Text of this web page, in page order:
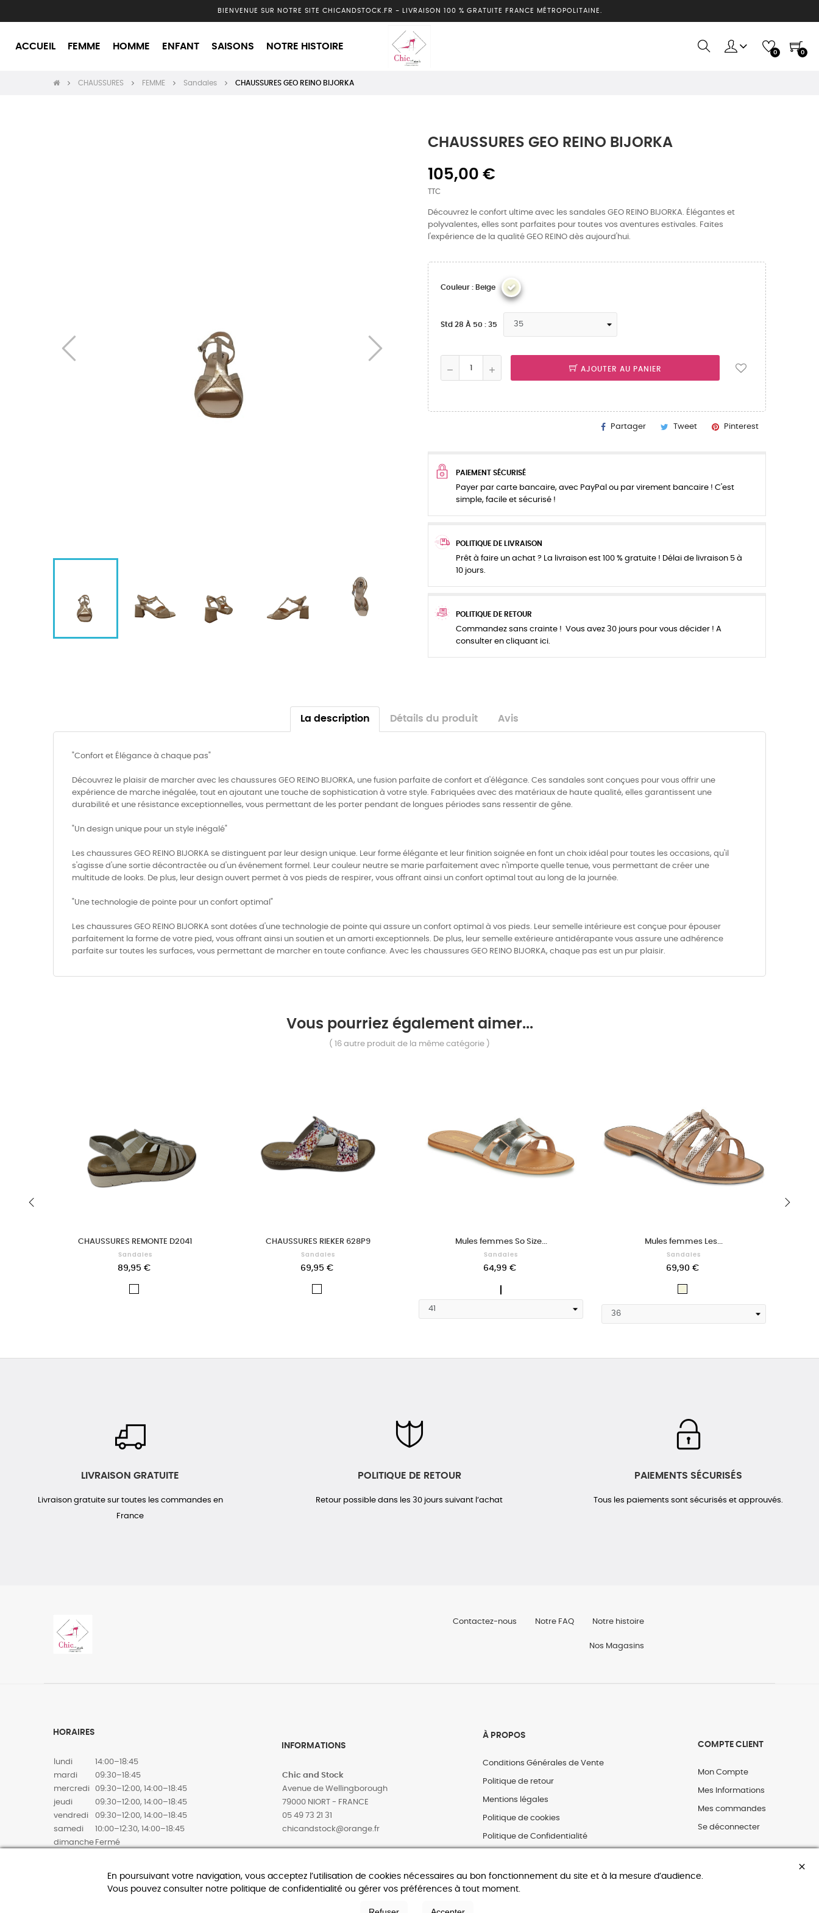
BIENVENUE SUR NOTRE SITE CHICANDSTOCK.FR - LIVRAISON 100 % GRATUITE FRANCE MÉTROPOLITAINE.
ACCUEIL FEMME HOMME ENFANT SAISONS NOTRE HISTOIRE
0 0
CHAUSSURES FEMME Sandales CHAUSSURES GEO REINO BIJORKA
CHAUSSURES GEO REINO BIJORKA
105,00 €
TTC
Découvrez le confort ultime avec les sandales GEO REINO BIJORKA. Élégantes et
polyvalentes, elles sont parfaites pour toutes vos aventures estivales. Faites
l'expérience de la qualité GEO REINO dès aujourd'hui.
Couleur : Beige
Std 28 À 50 : 35
AJOUTER AU PANIER
Partager Tweet Pinterest
PAIEMENT SÉCURISÉ
Payer par carte bancaire, avec PayPal ou par virement bancaire ! C'est
simple, facile et sécurisé !
POLITIQUE DE LIVRAISON
Prêt à faire un achat ? La livraison est 100 % gratuite ! Délai de livraison 5 à
10 jours.
POLITIQUE DE RETOUR
Commandez sans crainte ! Vous avez 30 jours pour vous décider ! A
consulter en cliquant ici.
La description Détails du produit Avis
"Confort et Élégance à chaque pas"
Découvrez le plaisir de marcher avec les chaussures GEO REINO BIJORKA, une fusion parfaite de confort et d'élégance. Ces sandales sont conçues pour vous offrir une
expérience de marche inégalée, tout en ajoutant une touche de sophistication à votre style. Fabriquées avec des matériaux de haute qualité, elles garantissent une
durabilité et une résistance exceptionnelles, vous permettant de les porter pendant de longues périodes sans ressentir de gêne.
"Un design unique pour un style inégalé"
Les chaussures GEO REINO BIJORKA se distinguent par leur design unique. Leur forme élégante et leur finition soignée en font un choix idéal pour toutes les occasions, qu'il
s'agisse d'une sortie décontractée ou d'un événement formel. Leur couleur neutre se marie parfaitement avec n'importe quelle tenue, vous permettant de créer une
multitude de looks. De plus, leur design ouvert permet à vos pieds de respirer, vous offrant ainsi un confort optimal tout au long de la journée.
"Une technologie de pointe pour un confort optimal"
Les chaussures GEO REINO BIJORKA sont dotées d'une technologie de pointe qui assure un confort optimal à vos pieds. Leur semelle intérieure est conçue pour épouser
parfaitement la forme de votre pied, vous offrant ainsi un soutien et un amorti exceptionnels. De plus, leur semelle extérieure antidérapante vous assure une adhérence
parfaite sur toutes les surfaces, vous permettant de marcher en toute confiance. Avec les chaussures GEO REINO BIJORKA, chaque pas est un pur plaisir.
Vous pourriez également aimer...
( 16 autre produit de la même catégorie )
CHAUSSURES REMONTE D2041
Sandales
89,95 €
CHAUSSURES RIEKER 628P9
Sandales
69,95 €
Mules femmes So Size...
Sandales
64,99 €
Mules femmes Les...
Sandales
69,90 €
LIVRAISON GRATUITE
Livraison gratuite sur toutes les commandes en
France
POLITIQUE DE RETOUR
Retour possible dans les 30 jours suivant l’achat
PAIEMENTS SÉCURISÉS
Tous les paiements sont sécurisés et approuvés.
Contactez-nous Notre FAQ Notre histoire
Nos Magasins
HORAIRES
lundi
14:00–18:45
mardi
09:30–18:45
mercredi
09:30–12:00, 14:00–18:45
jeudi
09:30–12:00, 14:00–18:45
vendredi
09:30–12:00, 14:00–18:45
samedi
10:00–12:30, 14:00–18:45
dimanche Fermé
INFORMATIONS
Chic and Stock
Avenue de Wellingborough
79000 NIORT - FRANCE
05 49 73 21 31
‎chicandstock@orange.fr
À PROPOS
Conditions Générales de Vente
Politique de retour
Mentions légales
Politique de cookies
Politique de Confidentialité
COMPTE CLIENT
Mon Compte
Mes Informations
Mes commandes
Se déconnecter
© 2025 Chic and Stock – Tous droits réservés Site web réalisé par
close
En poursuivant votre navigation, vous acceptez l’utilisation de cookies nécessaires au bon fonctionnement du site et à la mesure d’audience.
Vous pouvez consulter notre politique de confidentialité ou gérer vos préférences à tout moment.